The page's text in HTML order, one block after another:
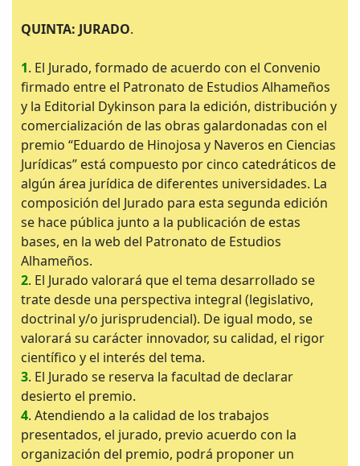
QUINTA: JURADO.
1. El Jurado, formado de acuerdo con el Convenio
firmado entre el Patronato de Estudios Alhameños
y la Editorial Dykinson para la edición, distribución y
comercialización de las obras galardonadas con el
premio “Eduardo de Hinojosa y Naveros en Ciencias
Jurídicas” está compuesto por cinco catedráticos de
algún área jurídica de diferentes universidades. La
composición del Jurado para esta segunda edición
se hace pública junto a la publicación de estas
bases, en la web del Patronato de Estudios
Alhameños.
2. El Jurado valorará que el tema desarrollado se
trate desde una perspectiva integral (legislativo,
doctrinal y/o jurisprudencial). De igual modo, se
valorará su carácter innovador, su calidad, el rigor
científico y el interés del tema.
3. El Jurado se reserva la facultad de declarar
desierto el premio.
4. Atendiendo a la calidad de los trabajos
presentados, el jurado, previo acuerdo con la
organización del premio, podrá proponer un